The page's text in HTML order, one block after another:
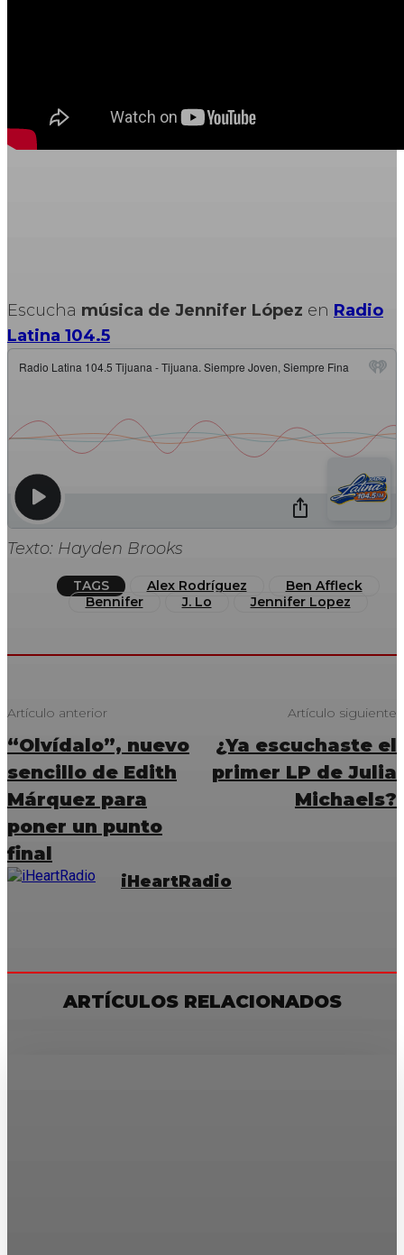
Escucha música de Jennifer López en Radio
Latina 104.5
Texto: Hayden Brooks
TAGS Alex Rodríguez
Ben Affleck
Bennifer
J. Lo Jennifer Lopez
Artículo anterior
“Olvídalo”, nuevo
sencillo de Edith
Márquez para
poner un punto
final
Artículo siguiente
¿Ya escuchaste el
primer LP de Julia
Michaels?
iHeartRadio
ARTÍCULOS RELACIONADOS